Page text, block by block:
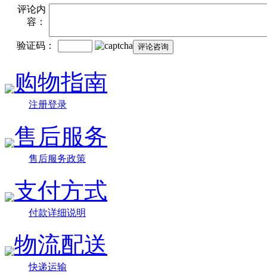
评论内
容：
验证码：
购物指南
注册登录
售后服务
售后服务政策
支付方式
付款详细说明
物流配送
快递运输